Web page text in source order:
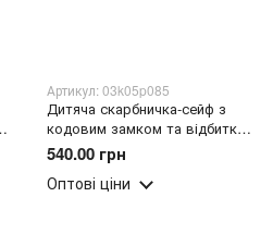
Артикул: 03k05p085
Дитяча скарбничка-сейф з
кодовим замком та відбитком
пальця "Чарівний Будиночок"
Рожева (237)
540.00 грн
Оптові ціни